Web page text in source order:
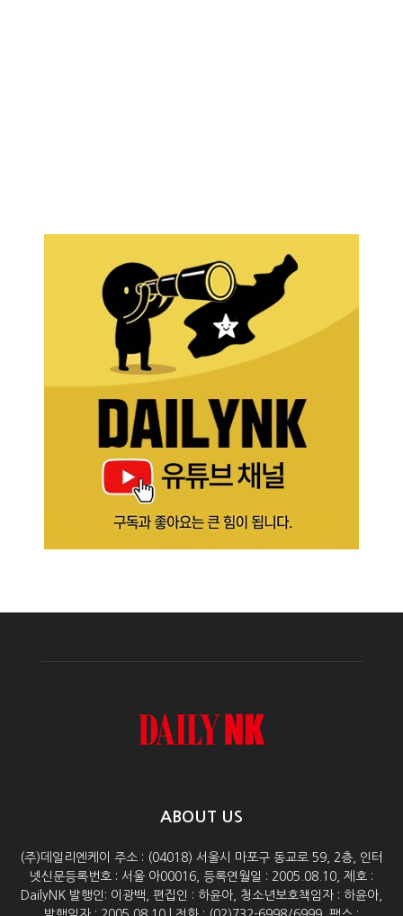
ABOUT US
(주)데일리엔케이 주소 : (04018) 서울시 마포구 동교로 59, 2층, 인터
넷신문등록번호 : 서울 아00016, 등록연월일 : 2005.08.10, 제호 :
DailyNK 발행인: 이광백, 편집인 : 하윤아, 청소년보호책임자 : 하윤아,